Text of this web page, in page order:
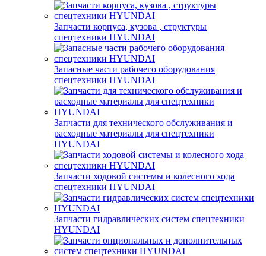
Запчасти корпуса, кузова , структуры
спецтехники HYUNDAI
Запасные части рабочего оборудования
спецтехники HYUNDAI
Запчасти для технического обслуживания и
расходные материалы для спецтехники
HYUNDAI
Запчасти ходовой системы и колесного хода
спецтехники HYUNDAI
Запчасти гидравлических систем спецтехники
HYUNDAI